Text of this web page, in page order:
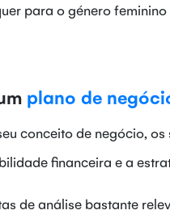
para o género
plano de
conceito de negócio,
financeira e a
de análise bastante